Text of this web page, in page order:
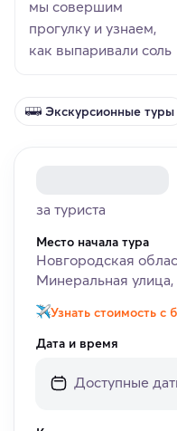
мы совершим
прогулку и узнаем,
как выпаривали соль
Экскурсионные туры
за туриста
Место начала тура
Новгородская
Минеральная улица,
Узнать стоимость с
Дата и время